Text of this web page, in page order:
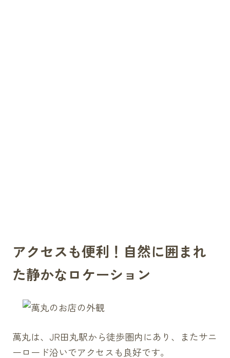
アクセスも便利！自然に囲まれ
た静かなロケーション
萬丸は、JR田丸駅から徒歩圏内にあり、またサニ
ーロード沿いでアクセスも良好です。